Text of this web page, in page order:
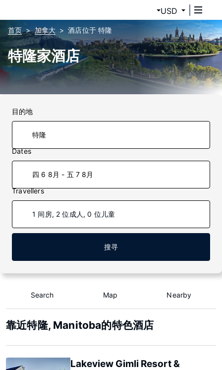
USD
首页 加拿大 酒店位于 特隆
特隆家酒店
目的地
Dates
四 6 8月 - 五 7 8月
Travellers
1 间房, 2 位成人, 0 位儿童
搜寻
Search Map Nearby
靠近特隆, Manitoba的特色酒店
Lakeview Gimli Resort &